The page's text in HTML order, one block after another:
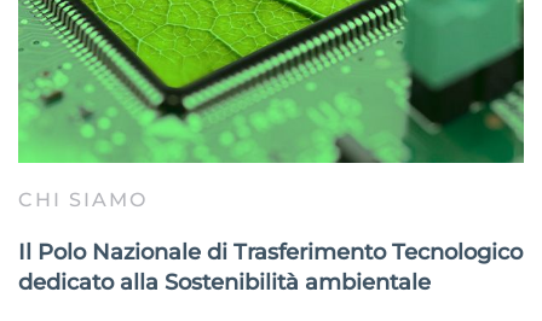
CHI SIAMO
Il Polo Nazionale di Trasferimento Tecnologico
dedicato alla Sostenibilità ambientale